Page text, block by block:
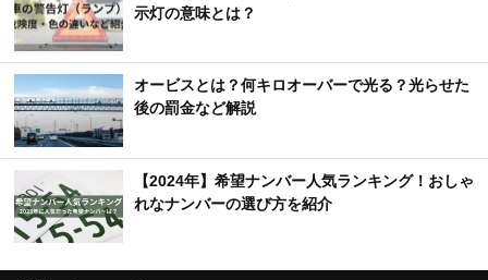
示灯の意味とは？
オービスとは？何キロオーバーで光る？光らせた
後の罰金など解説
【2024年】希望ナンバー人気ランキング！おしゃ
れなナンバーの選び方を紹介